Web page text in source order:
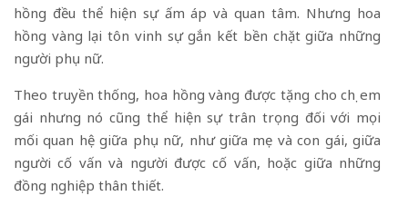
hồng đều thể hiện sự ấm áp và quan tâm. Nhưng hoa
hồng vàng lại tôn vinh sự gắn kết bền chặt giữa những
người phụ nữ.
Theo truyền thống, hoa hồng vàng được tặng cho chị em
gái nhưng nó cũng thể hiện sự trân trọng đối với mọi
mối quan hệ giữa phụ nữ, như giữa mẹ và con gái, giữa
người cố vấn và người được cố vấn, hoặc giữa những
đồng nghiệp thân thiết.